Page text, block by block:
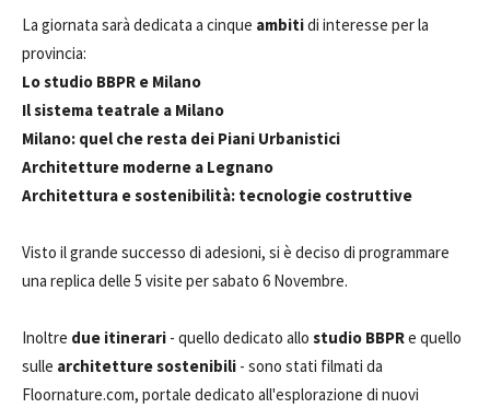
La giornata sarà dedicata a cinque ambitidi interesse per la
provincia:
Lo studio BBPR e Milano
Il sistema teatrale a Milano
Milano: quel che resta dei Piani Urbanistici
Architetture moderne a Legnano
Architettura e sostenibilità: tecnologie costruttive
Visto il grande successo di adesioni, si è deciso di programmare
una replica delle 5 visite per sabato 6 Novembre.
Inoltre due itinerari - quello dedicato allo studio BBPRe quello
sulle architetture sostenibili - sono stati filmati da
Floornature.com, portale dedicato all'esplorazione di nuovi